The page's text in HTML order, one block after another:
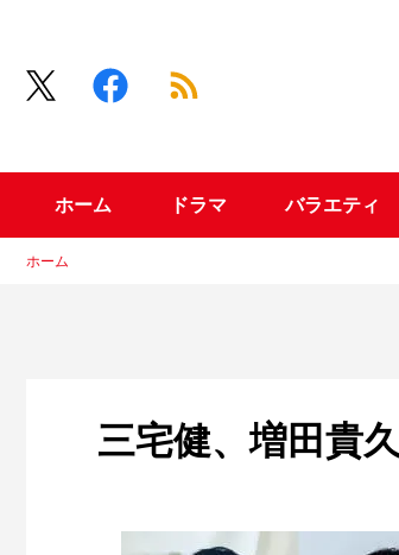
ホーム ドラマ バラエティ
ホーム
三宅健、増田貴久